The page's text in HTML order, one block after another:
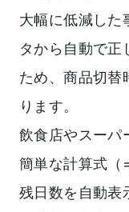
大幅に低減した
タから自動で正
ため、商品切替
ります。
飲食店やスーパ
簡単な計算式（
残日数を自動表